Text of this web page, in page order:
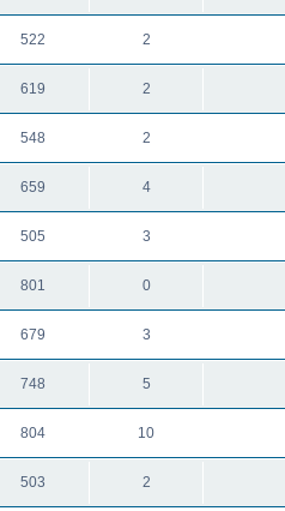
2
522
2
619
2
548
4
659
3
505
0
801
3
679
5
748
10
804
2
503